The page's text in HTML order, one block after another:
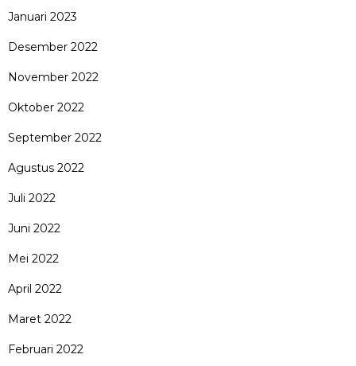
Januari 2023
Desember 2022
November 2022
Oktober 2022
September 2022
Agustus 2022
Juli 2022
Juni 2022
Mei 2022
April 2022
Maret 2022
Februari 2022